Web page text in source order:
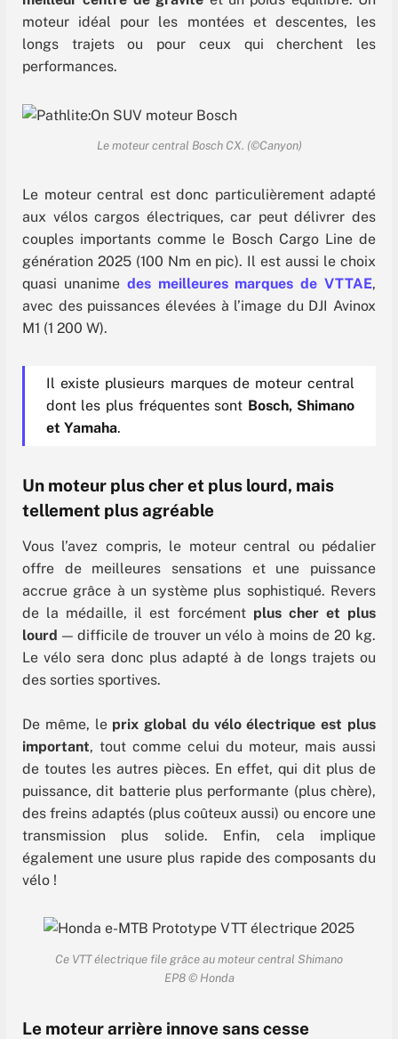
moteur idéal pour les montées et descentes, les
longs trajets ou pour ceux qui cherchent les
performances.
Le moteur central Bosch CX. (©Canyon)
Le moteur central est donc particulièrement adapté
aux vélos cargos électriques, car peut délivrer des
couples importants comme le Bosch Cargo Line de
génération 2025 (100 Nm en pic). Il est aussi le choix
quasi unanime des meilleures marques de VTTAE,
avec des puissances élevées à l’image du DJI Avinox
M1 (1 200 W).
Il existe plusieurs marques de moteur central
dont les plus fréquentes sont Bosch, Shimano
et Yamaha.
Un moteur plus cher et plus lourd, mais
tellement plus agréable
Vous l’avez compris, le moteur central ou pédalier
offre de meilleures sensations et une puissance
accrue grâce à un système plus sophistiqué. Revers
de la médaille, il est forcément plus cher et plus
lourd — difficile de trouver un vélo à moins de 20 kg.
Le vélo sera donc plus adapté à de longs trajets ou
des sorties sportives.
De même, le prix global du vélo électrique est plus
important, tout comme celui du moteur, mais aussi
de toutes les autres pièces. En effet, qui dit plus de
puissance, dit batterie plus performante (plus chère),
des freins adaptés (plus coûteux aussi) ou encore une
transmission plus solide. Enfin, cela implique
également une usure plus rapide des composants du
vélo !
Ce VTT électrique file grâce au moteur central Shimano
EP8 © Honda
Le moteur arrière innove sans cesse